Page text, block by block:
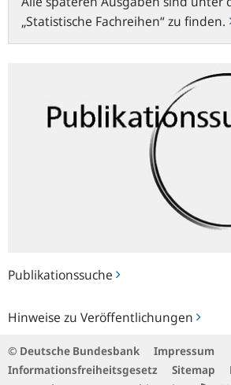
Publikationssuche
Hinweise zu Veröffentlichungen
zu
„Statistische Fachreihen“ zu finden.
© Deutsche Bundesbank
Impressum
Informationsfreiheitsgesetz
Sitemap